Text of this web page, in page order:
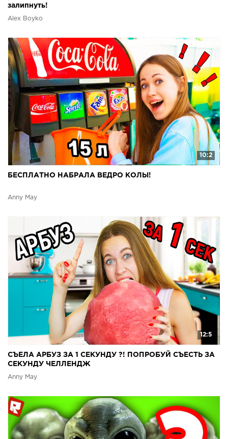
залипнуть!
Alex Boyko
10:2
БЕСПЛАТНО НАБРАЛА ВЕДРО КОЛЫ!
Anny May
12:5
СЪЕЛА АРБУЗ ЗА 1 СЕКУНДУ ?! ПОПРОБУЙ СЪЕСТЬ ЗА
СЕКУНДУ ЧЕЛЛЕНДЖ
Anny May